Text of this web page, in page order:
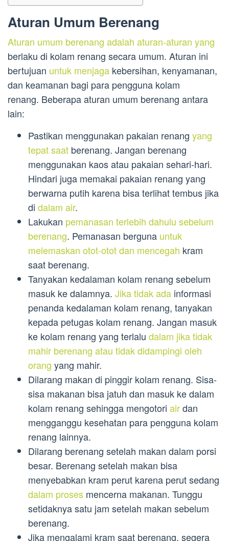
Aturan Umum Berenang
Aturan umum berenang adalah aturan-aturan yang
berlaku di kolam renang secara umum. Aturan ini
bertujuan untuk menjaga kebersihan, kenyamanan,
dan keamanan bagi para pengguna kolam
renang. Beberapa aturan umum berenang antara
lain:
Pastikan menggunakan pakaian renang yang
tepat saat berenang. Jangan berenang
menggunakan kaos atau pakaian sehari-hari.
Hindari juga memakai pakaian renang yang
berwarna putih karena bisa terlihat tembus jika
di dalam air.
Lakukan pemanasan terlebih dahulu sebelum
berenang. Pemanasan berguna untuk
melemaskan otot-otot dan mencegah kram
saat berenang.
Tanyakan kedalaman kolam renang sebelum
masuk ke dalamnya. Jika tidak ada informasi
penanda kedalaman kolam renang, tanyakan
kepada petugas kolam renang. Jangan masuk
ke kolam renang yang terlalu dalam jika tidak
mahir berenang atau tidak didampingi oleh
orang yang mahir.
Dilarang makan di pinggir kolam renang. Sisa-
sisa makanan bisa jatuh dan masuk ke dalam
kolam renang sehingga mengotori airdan
mengganggu kesehatan para pengguna kolam
renang lainnya.
Dilarang berenang setelah makan dalam porsi
besar. Berenang setelah makan bisa
menyebabkan kram perut karena perut sedang
dalam proses mencerna makanan. Tunggu
setidaknya satu jam setelah makan sebelum
berenang.
Jika mengalami kram saat berenang, segera